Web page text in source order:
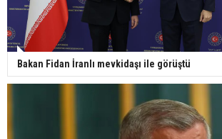
Bakan Fidan İranlı mevkidaşı ile görüştü